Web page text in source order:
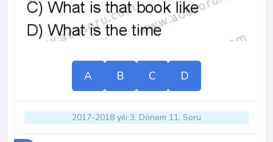
A B C D
2017-2018 yılı 3. Dönem 11. Soru